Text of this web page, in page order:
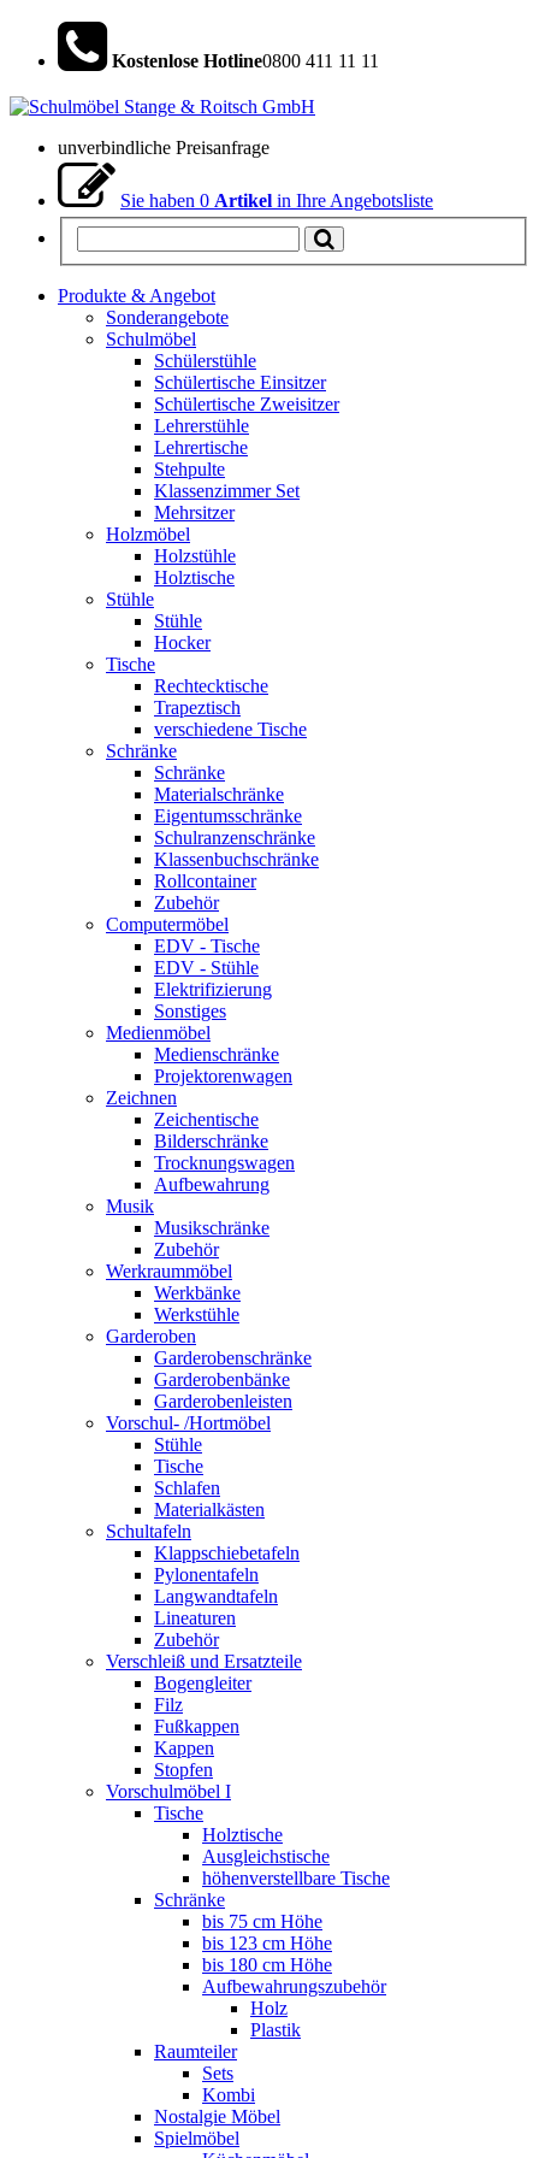
Kostenlose Hotline0800 411 11 11
unverbindliche Preisanfrage
Sie haben 0 Artikel in Ihre Angebotsliste
Produkte & Angebot
Sonderangebote
Schulmöbel
Schülerstühle
Schülertische Einsitzer
Schülertische Zweisitzer
Lehrerstühle
Lehrertische
Stehpulte
Klassenzimmer Set
Mehrsitzer
Holzmöbel
Holzstühle
Holztische
Stühle
Stühle
Hocker
Tische
Rechtecktische
Trapeztisch
verschiedene Tische
Schränke
Schränke
Materialschränke
Eigentumsschränke
Schulranzenschränke
Klassenbuchschränke
Rollcontainer
Zubehör
Computermöbel
EDV - Tische
EDV - Stühle
Elektrifizierung
Sonstiges
Medienmöbel
Medienschränke
Projektorenwagen
Zeichnen
Zeichentische
Bilderschränke
Trocknungswagen
Aufbewahrung
Musik
Musikschränke
Zubehör
Werkraummöbel
Werkbänke
Werkstühle
Garderoben
Garderobenschränke
Garderobenbänke
Garderobenleisten
Vorschul- /Hortmöbel
Stühle
Tische
Schlafen
Materialkästen
Schultafeln
Klappschiebetafeln
Pylonentafeln
Langwandtafeln
Lineaturen
Zubehör
Verschleiß und Ersatzteile
Bogengleiter
Filz
Fußkappen
Kappen
Stopfen
Vorschulmöbel I
Tische
Holztische
Ausgleichstische
höhenverstellbare Tische
Schränke
bis 75 cm Höhe
bis 123 cm Höhe
bis 180 cm Höhe
Aufbewahrungszubehör
Holz
Plastik
Raumteiler
Sets
Kombi
Nostalgie Möbel
Spielmöbel